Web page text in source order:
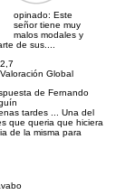
opinado: Este
señor tiene muy
malos modales y
de sus....
2,7
Valoración Global
de Fernando
tardes ... Una del
que queria que hiciera
de la misma para